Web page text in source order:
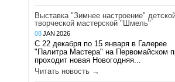
Выставка "Зимнее настроение"
творческой мастерской "Шмель"
08JAN 2026
С 22 декабря по 15 января в Галерее
"Палитра Мастера" на Первомайском
проходит новая Новогодняя...
Читать новость →